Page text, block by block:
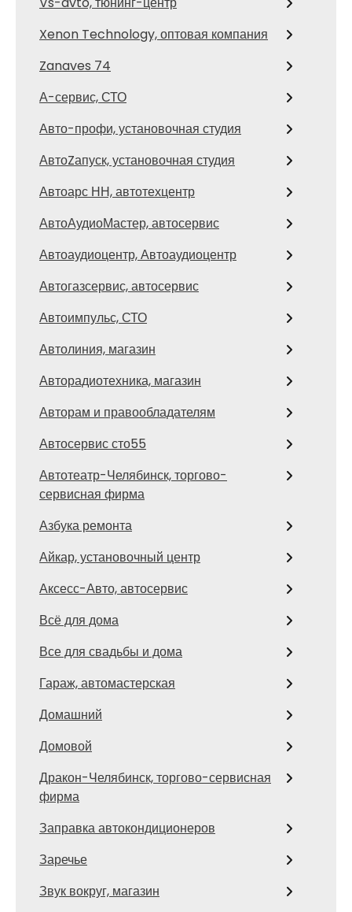
Xenon Technology, оптовая компания
Zanaves 74
А-сервис, СТО
Авто-профи, установочная студия
АвтоZапуск, установочная студия
Автоарс НН, автотехцентр
АвтоАудиоМастер, автосервис
Автоаудиоцентр, Автоаудиоцентр
Автогазсервис, автосервис
Автоимпульс, СТО
Автолиния, магазин
Авторадиотехника, магазин
Авторам и правообладателям
Автосервис сто55
Автотеатр-Челябинск, торгово-
сервисная фирма
Азбука ремонта
Айкар, установочный центр
Аксесс-Авто, автосервис
Всё для дома
Все для свадьбы и дома
Гараж, автомастерская
Домашний
Домовой
Дракон-Челябинск, торгово-сервисная
фирма
Заправка автокондиционеров
Заречье
Звук вокруг, магазин